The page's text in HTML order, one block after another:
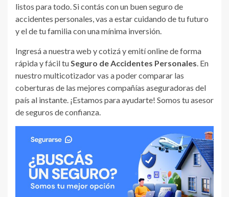
listos para todo. Si contás con un buen seguro de
accidentes personales, vas a estar cuidando de tu futuro
y el de tu familia con una mínima inversión.
Ingresá a nuestra web y cotizá y emití online de forma
rápida y fácil tuSeguro de Accidentes Personales. En
nuestro multicotizador vas a poder comparar las
coberturas de las mejores compañías aseguradoras del
país al instante. ¡Estamos para ayudarte! Somos tu asesor
de seguros de confianza.